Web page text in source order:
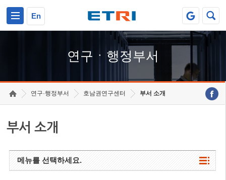
En
연구ㆍ행정부서
연구·행정부서 호남권연구센터 부서 소개
부서 소개
메뉴를 선택하세요.